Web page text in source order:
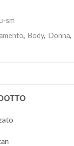
sm
, Body, Donna,